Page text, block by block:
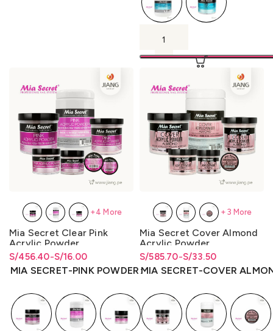
Mia Secret Clear Pink
Acrylic Powder
S/16.00
-
S/456.40
Rango de precios: desde
S/16.00 hasta S/456.40
Rango de precios: desde
S/16.00hastaS/456.40
MIA SECRET-PINK POWDER
+4 More
Mia Secret Cover Almond
Acrylic Powder
S/33.50
-
S/585.70
Rango de precios: desde
S/33.50 hasta S/585.70
Rango de precios: desde
S/33.50hastaS/585.70
MIA SECRET-COVER
+3 More